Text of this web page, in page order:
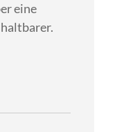
eine